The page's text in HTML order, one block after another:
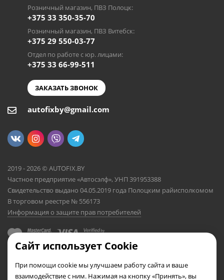
Розничный магазин, ПВЗ Полоцк:
+375 33 350-35-70
Розничный магазин, ПВЗ Витебск:
+375 29 550-03-77
Отдел по работе с юр. лицами:
+375 33 66-99-511
ЗАКАЗАТЬ ЗВОНОК
autofixby@gmail.com
2019 - 2026 © AUTOFIX.BY
Частное предприятие «Автосэлф», УНП 391953388
Свидетельство выдано 04.05.2019 года Полоцким райисполкомом
В торговом реестре № 556173
Информация о защите прав потребителей
Сайт использует Cookie
При помощи cookie мы улучшаем работу сайта и ваше
взаимодействие с ним. Нажимая на кнопку «Принять», вы